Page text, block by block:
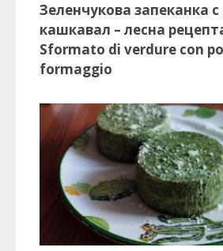
Зеленчукова запеканка
кашкавал – лесна
Sformato di verdure con
formaggio